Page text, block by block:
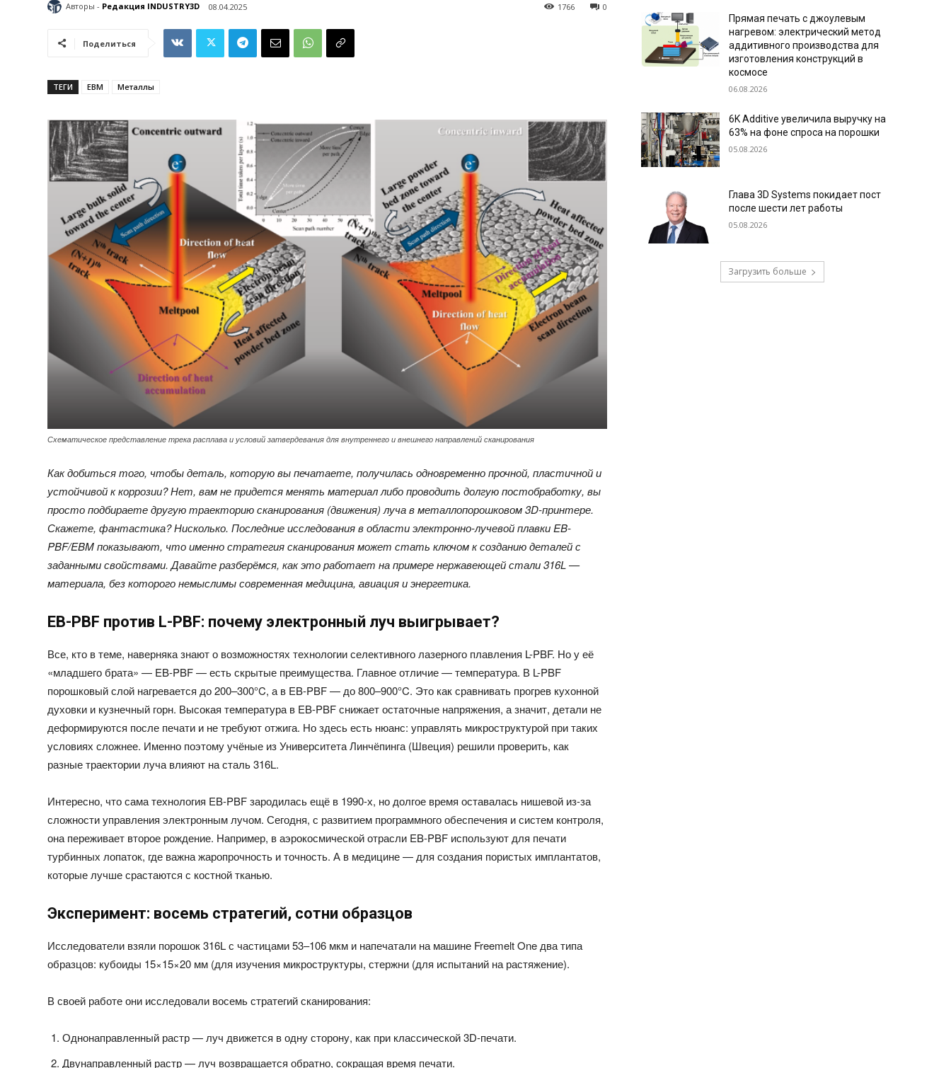
Авторы - Редакция INDUSTRY3D 08.04.2025 0
1766
Поделиться
ТЕГИ EBM Металлы
Схематическое представление трека расплава и условий затвердевания для внутреннего и внешнего направлений сканирования
Как добиться того, чтобы деталь, которую вы печатаете, получилась одновременно прочной, пластичной и
устойчивой к коррозии? Нет, вам не придется менять материал либо проводить долгую постобработку, вы
просто подбираете другую траекторию сканирования (движения) луча в металлопорошковом 3D-принтере.
Скажете, фантастика? Нисколько. Последние исследования в области электронно-лучевой плавки EB-
PBF/EBM показывают, что именно стратегия сканирования может стать ключом к созданию деталей с
заданными свойствами. Давайте разберёмся, как это работает на примере нержавеющей стали 316L —
материала, без которого немыслимы современная медицина, авиация и энергетика.
EB-PBF против L-PBF: почему электронный луч выигрывает?
Все, кто в теме, наверняка знают о возможностях технологии селективного лазерного плавления L-PBF. Но у её
«младшего брата» — EB-PBF — есть скрытые преимущества. Главное отличие — температура. В L-PBF
порошковый слой нагревается до 200–300°C, а в EB-PBF — до 800–900°C. Это как сравнивать прогрев кухонной
духовки и кузнечный горн. Высокая температура в EB-PBF снижает остаточные напряжения, а значит, детали не
деформируются после печати и не требуют отжига. Но здесь есть нюанс: управлять микроструктурой при таких
условиях сложнее. Именно поэтому учёные из Университета Линчёпинга (Швеция) решили проверить, как
разные траектории луча влияют на сталь 316L.
Интересно, что сама технология EB-PBF зародилась ещё в 1990-х, но долгое время оставалась нишевой из-за
сложности управления электронным лучом. Сегодня, с развитием программного обеспечения и систем контроля,
она переживает второе рождение. Например, в аэрокосмической отрасли EB-PBF используют для печати
турбинных лопаток, где важна жаропрочность и точность. А в медицине — для создания пористых имплантатов,
которые лучше срастаются с костной тканью.
Эксперимент: восемь стратегий, сотни образцов
Исследователи взяли порошок 316L с частицами 53–106 мкм и напечатали на машине Freemelt One два типа
образцов: кубоиды 15×15×20 мм (для изучения микроструктуры, стержни (для испытаний на растяжение).
В своей работе они исследовали восемь стратегий сканирования:
Однонаправленный растр — луч движется в одну сторону, как при классической 3D-печати.
Двунаправленный растр — луч возвращается обратно, сокращая время печати.
Прямая печать с джоулевым
нагревом: электрический метод
аддитивного производства для
изготовления конструкций в
космосе
06.08.2026
6K Additive увеличила выручку на
63% на фоне спроса на порошки
05.08.2026
Глава 3D Systems покидает пост
после шести лет работы
05.08.2026
Загрузить больше